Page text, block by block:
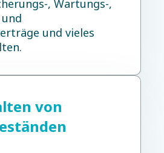
, Wartungs-,
und vieles
von